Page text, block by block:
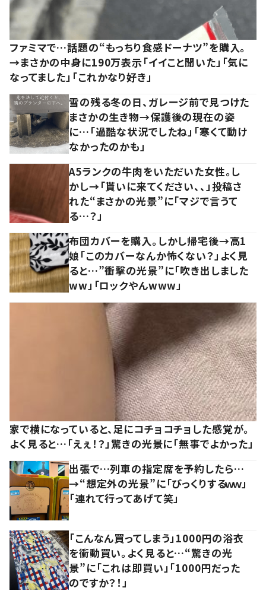
ファミマで…話題の“もっちり食感ドーナツ”を購入。
→まさかの中身に190万表示「イイこと聞いた」「気に
なってました」「これかなり好き」
雪の残る冬の日、ガレージ前で見つけた
まさかの生き物→保護後の現在の姿
に…「過酷な状況でしたね」「寒くて動け
なかったのかも」
A5ランクの牛肉をいただいた女性。し
かし→「貰いに来てください、、」投稿さ
れた“まさかの光景”に「マジで言うて
る…？」
布団カバーを購入。しかし帰宅後→高1
娘「このカバーなんか怖くない？」よく見
ると…”衝撃の光景”に「吹き出しました
ww」「ロックやんwww」
家で横になっていると、足にコチョコチョした感覚が。
よく見ると…「えぇ！？」驚きの光景に「無事でよかった」
出張で…列車の指定席を予約したら…
→“想定外の光景”に「びっくりするｗｗ」
「連れて行ってあげて笑」
「こんなん買ってしまう」1000円の浴衣
を衝動買い。よく見ると…“驚きの光
景”に「これは即買い」「1000円だった
のですか？！」